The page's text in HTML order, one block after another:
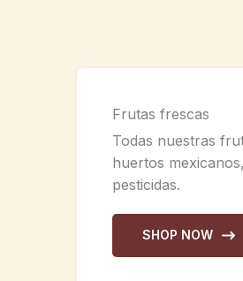
Frutas frescas
Todas nuestras
huertos
pesticidas.
SHOP NOW